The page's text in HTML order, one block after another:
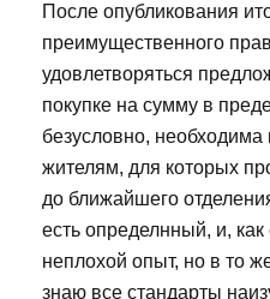
После опубликования
преимущественного
удовлетворяться
покупке на сумму в
безусловно,
жителям, для которых
до ближайшего
есть определнный, и,
неплохой опыт, но в то
знаю все стандарты